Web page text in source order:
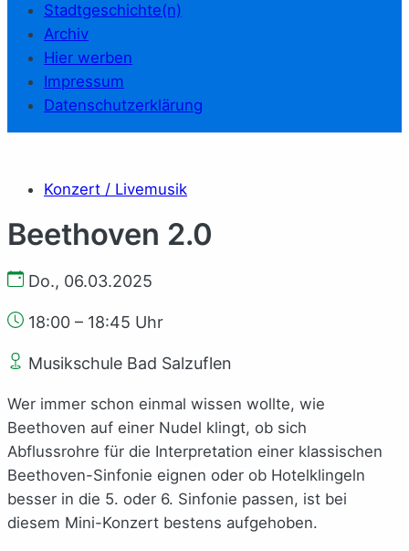
Stadtgeschichte(n)
Archiv
Hier werben
Impressum
Datenschutzerklärung
Konzert / Livemusik
Beethoven 2.0
Do., 06.03.2025
18:00 – 18:45 Uhr
Musikschule Bad Salzuflen
Wer immer schon einmal wissen wollte, wie
Beethoven auf einer Nudel klingt, ob sich
Abflussrohre für die Interpretation einer klassischen
Beethoven-Sinfonie eignen oder ob Hotelklingeln
besser in die 5. oder 6. Sinfonie passen, ist bei
diesem Mini-Konzert bestens aufgehoben.